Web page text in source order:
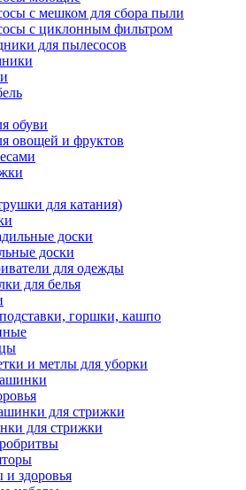
с мешком для сбора пыли
с циклонным фильтром
для пылесосов
обуви
овощей и фруктов
для катания)
доски
доски
для одежды
для белья
горшки, кашпо
и метлы для уборки
для стрижки
для стрижки
и здоровья